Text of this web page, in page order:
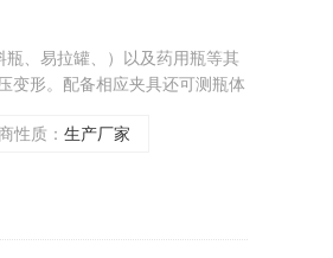
、易拉罐、）以及药用瓶等其
变形。配备相应夹具还可测瓶体
性质： 生产厂家